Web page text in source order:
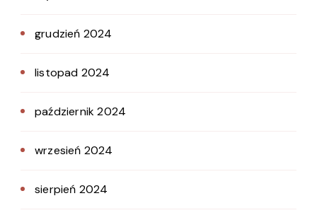
grudzień 2024
listopad 2024
październik 2024
wrzesień 2024
sierpień 2024